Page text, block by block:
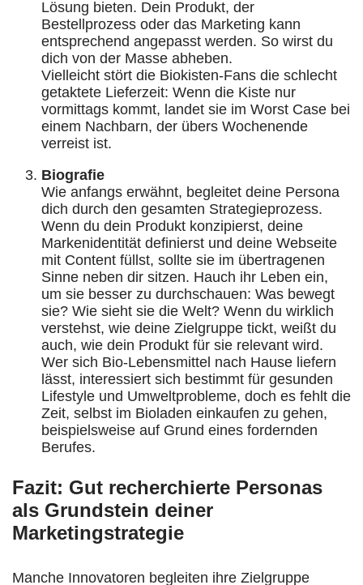
Lösung bieten. Dein Produkt, der
Bestellprozess oder das Marketing kann
entsprechend angepasst werden. So wirst du
dich von der Masse abheben.
Vielleicht stört die Biokisten-Fans die schlecht
getaktete Lieferzeit: Wenn die Kiste nur
vormittags kommt, landet sie im Worst Case bei
einem Nachbarn, der übers Wochenende
verreist ist.
Biografie
Wie anfangs erwähnt, begleitet deine Persona
dich durch den gesamten Strategieprozess.
Wenn du dein Produkt konzipierst, deine
Markenidentität definierst und deine Webseite
mit Content füllst, sollte sie im übertragenen
Sinne neben dir sitzen. Hauch ihr Leben ein,
um sie besser zu durchschauen: Was bewegt
sie? Wie sieht sie die Welt? Wenn du wirklich
verstehst, wie deine Zielgruppe tickt, weißt du
auch, wie dein Produkt für sie relevant wird.
Wer sich Bio-Lebensmittel nach Hause liefern
lässt, interessiert sich bestimmt für gesunden
Lifestyle und Umweltprobleme, doch es fehlt die
Zeit, selbst im Bioladen einkaufen zu gehen,
beispielsweise auf Grund eines fordernden
Berufes.
Fazit: Gut recherchierte Personas
als Grundstein deiner
Marketingstrategie
Manche Innovatoren begleiten ihre Zielgruppe